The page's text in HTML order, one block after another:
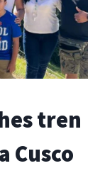
tren
Cusco